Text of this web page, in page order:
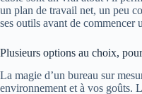
un plan de travail net, un peu
ses outils avant de commencer
Plusieurs options au choix,
La magie d’un bureau sur
environnement et à vos goûts.